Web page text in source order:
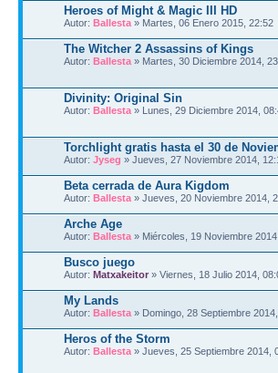
Heroes of Might & Magic III HD
Autor: Ballesta » Martes, 06 Enero 2015, 22:52
The Witcher 2 Assassins of Kings
Autor: Ballesta » Martes, 30 Diciembre 2014,
Divinity: Original Sin
Autor: Ballesta » Lunes, 29 Diciembre 2014,
Torchlight gratis hasta el 30 de
Autor: Jyseg » Jueves, 27 Noviembre 2014,
Beta cerrada de Aura Kigdom
Autor: Ballesta » Jueves, 20 Noviembre 2014,
Arche Age
Autor: Ballesta » Miércoles, 19 Noviembre
Busco juego
Autor: Matxakeitor » Viernes, 18 Julio 2014,
My Lands
Autor: Ballesta » Domingo, 28 Septiembre
Heros of the Storm
Autor: Ballesta » Jueves, 25 Septiembre 2014,